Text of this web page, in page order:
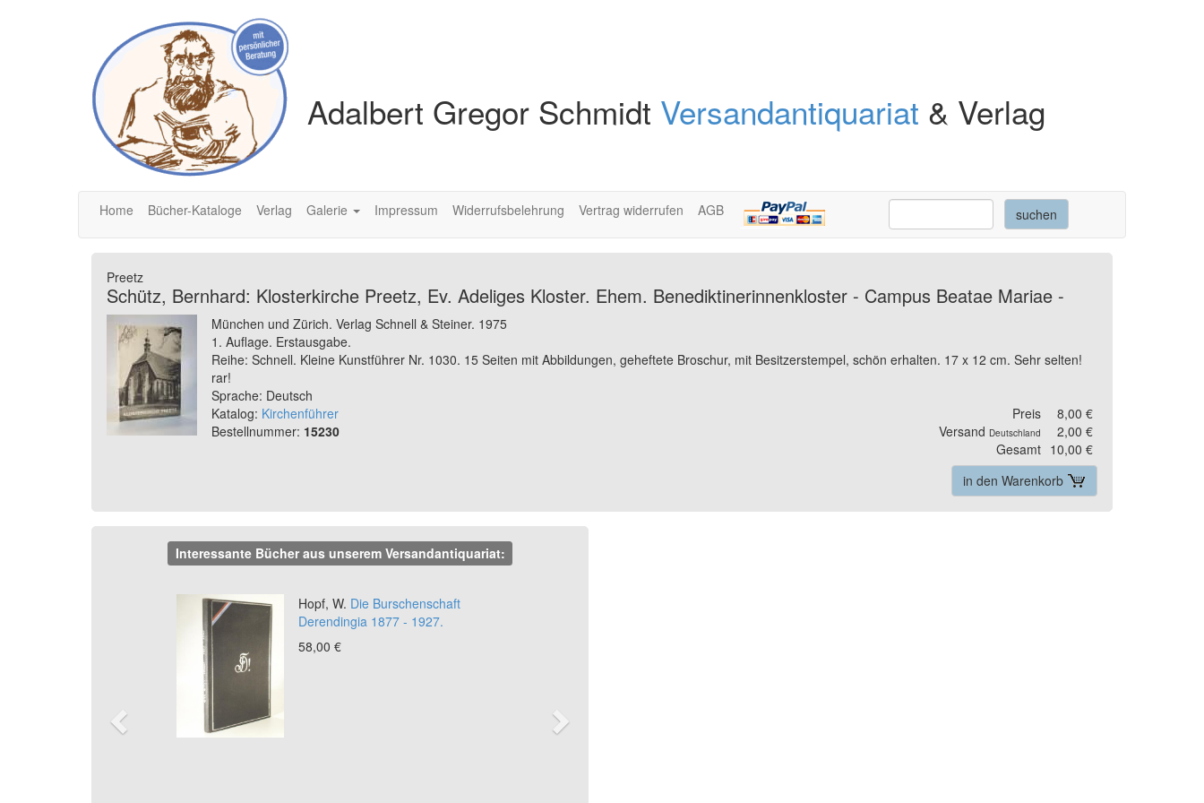
Adalbert Gregor Schmidt Versandantiquariat & Verlag
Home Bücher-Kataloge Verlag Galerie Impressum Widerrufsbelehrung Vertrag widerrufen AGB
Preetz
Schütz, Bernhard: Klosterkirche Preetz, Ev. Adeliges Kloster. Ehem. Benediktinerinnenkloster - Campus Beatae Mariae -
München und Zürich. Verlag Schnell & Steiner. 1975
1. Auflage. Erstausgabe.
Reihe: Schnell. Kleine Kunstführer Nr. 1030. 15 Seiten mit Abbildungen, geheftete Broschur, mit Besitzerstempel, schön erhalten. 17 x 12 cm. Sehr selten!
rar!
Sprache: Deutsch
Katalog: Kirchenführer
Bestellnummer: 15230
Preis
8,00 €
Versand Deutschland
2,00 €
Gesamt 10,00 €
in den Warenkorb
Interessante Bücher aus unserem Versandantiquariat:
Hopf, W. Die Burschenschaft
Derendingia 1877 - 1927.
58,00 €
Previous